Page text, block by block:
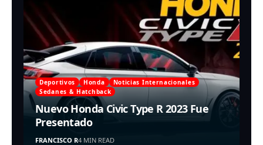
Deportivos Honda
Noticias Internacionales
Sedanes & Hatchback
Nuevo Honda Civic Type R 2023 Fue
Presentado
FRANCISCO R4 MIN READ